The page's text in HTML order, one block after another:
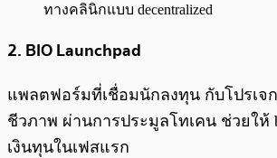
ทางคลินิกแบบ decentralized
2. BIO Launchpad
แพลตฟอร์มที่เชื่อมนักลงทุน กับโปรเจ
ชีวภาพ ผ่านการประมูลโทเคน ช่วยให้
เงินทุนในเฟสแรก